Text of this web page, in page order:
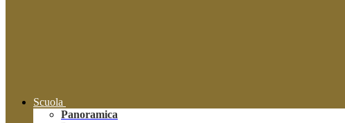
Scuola
Panoramica